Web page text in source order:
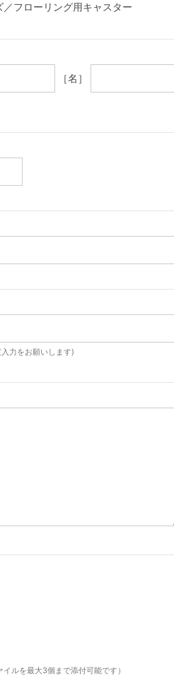
フローリング用キャスター
［名］
力をお願いします)
イルを最大3個まで添付可能です）